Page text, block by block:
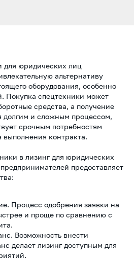
для юридических лиц
альтернативу
оборудования, особенно
Покупка спецтехники может
средства, а получение
долгим и сложным процессом,
срочным потребностям
контракта.
в лизинг для юридических
предоставляет
Процесс одобрения заявки на
и проще по сравнению с
Возможность внести
делает лизинг доступным для